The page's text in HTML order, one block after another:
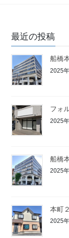
最近の投稿
船橋
2025
フォ
2025
船橋
2025
本町
2025